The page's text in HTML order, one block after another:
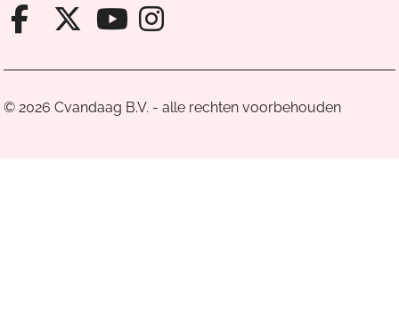
Facebook van Cvandaag
X van Cvandaag
Instagram van
© 2026 Cvandaag B.V. - alle rechten voorbehouden